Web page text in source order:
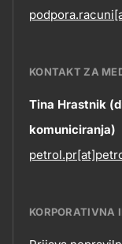
KONTAKT ZA
Tina Hrastnik
komuniciranja)
KORPORATIVNA